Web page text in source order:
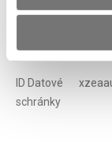
DIČ
ID Datové
schránky